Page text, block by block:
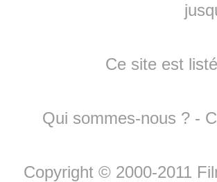
Ce site est
Qui sommes-nous ? -
Copyright © 2000-2011